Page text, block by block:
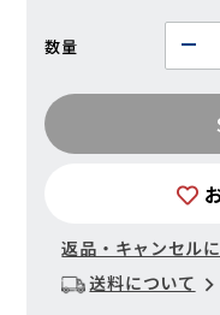
数量
返品・キャンセル
送料について